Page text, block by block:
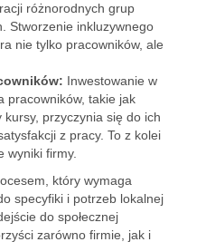
różnorodnych grup
Stworzenie inkluzywnego
nie tylko pracowników, ale
Inwestowanie w
pracowników, takie jak
przyczynia się do ich
z pracy. To z kolei
wyniki firmy.
który wymaga
specyfiki i potrzeb lokalnej
do społecznej
zarówno firmie, jak i